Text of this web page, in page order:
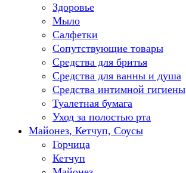
Здоровье
Мыло
Салфетки
Сопутствующие товары
Средства для бритья
Средства для ванны и душа
Средства интимной гигиены
Туалетная бумага
Уход за полостью рта
Майонез, Кетчуп, Соусы
Горчица
Кетчуп